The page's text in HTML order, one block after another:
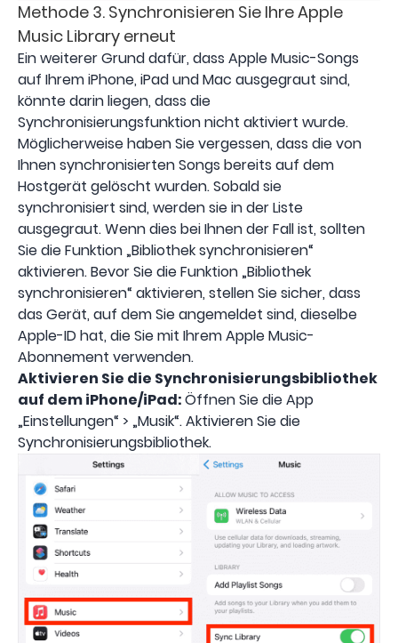
Methode 3. Synchronisieren Sie Ihre Apple
Music Library erneut
Ein weiterer Grund dafür, dass Apple Music-Songs
auf Ihrem iPhone, iPad und Mac ausgegraut sind,
könnte darin liegen, dass die
Synchronisierungsfunktion nicht aktiviert wurde.
Möglicherweise haben Sie vergessen, dass die von
Ihnen synchronisierten Songs bereits auf dem
Hostgerät gelöscht wurden. Sobald sie
synchronisiert sind, werden sie in der Liste
ausgegraut. Wenn dies bei Ihnen der Fall ist, sollten
Sie die Funktion „Bibliothek synchronisieren“
aktivieren. Bevor Sie die Funktion „Bibliothek
synchronisieren“ aktivieren, stellen Sie sicher, dass
das Gerät, auf dem Sie angemeldet sind, dieselbe
Apple-ID hat, die Sie mit Ihrem Apple Music-
Abonnement verwenden.
Aktivieren Sie die Synchronisierungsbibliothek
auf dem iPhone/iPad:Öffnen Sie die App
„Einstellungen“ > „Musik“. Aktivieren Sie die
Synchronisierungsbibliothek.